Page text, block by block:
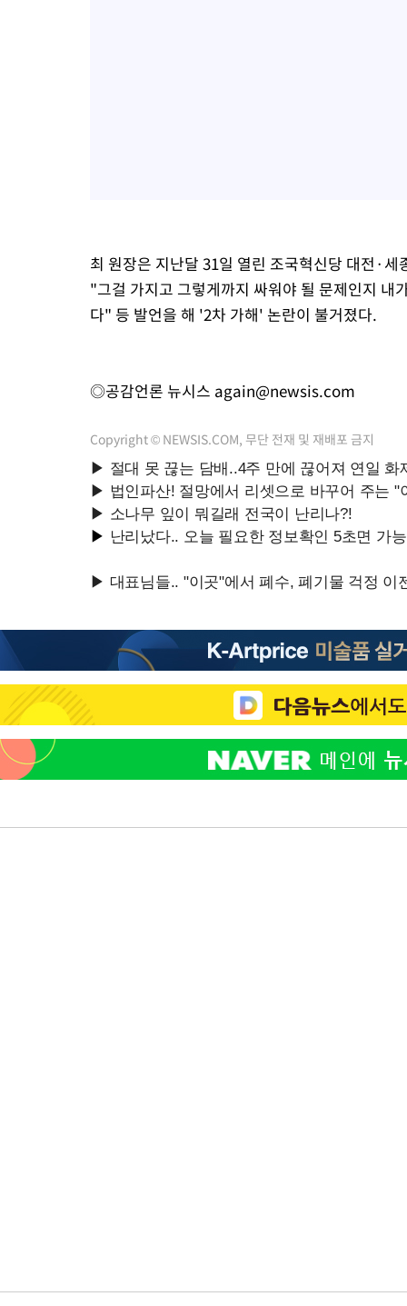
최 원장은 지난달 31일 열린 조국혁신당 대전·
"그걸 가지고 그렇게까지 싸워야 될 문제인지 내
다" 등 발언을 해 '2차 가해' 논란이 불거졌다.
◎공감언론 뉴시스 again@newsis.com
Copyright © NEWSIS.COM, 무단 전재 및 재배포 금지